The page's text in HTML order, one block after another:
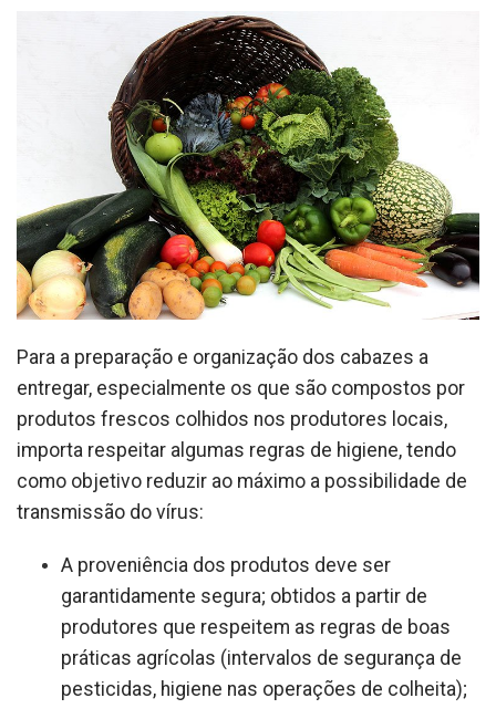
Para a preparação e organização dos cabazes a
entregar, especialmente os que são compostos por
produtos frescos colhidos nos produtores locais,
importa respeitar algumas regras de higiene, tendo
como objetivo reduzir ao máximo a possibilidade de
transmissão do vírus:
A proveniência dos produtos deve ser
garantidamente segura; obtidos a partir de
produtores que respeitem as regras de boas
práticas agrícolas (intervalos de segurança de
pesticidas, higiene nas operações de colheita);